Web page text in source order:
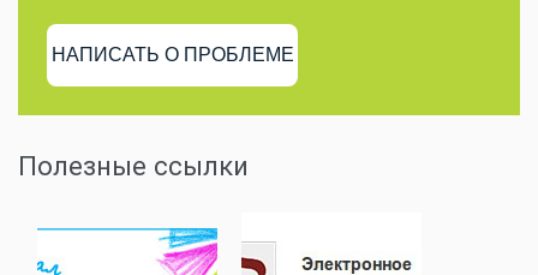
НАПИСАТЬ О ПРОБЛЕМЕ
Полезные ссылки